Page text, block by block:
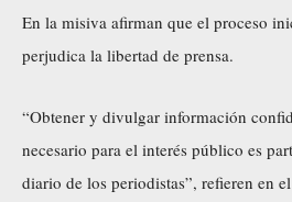
En la misiva afirman que el proceso
perjudica la libertad de prensa.
“Obtener y divulgar información
necesario para el interés público es
diario de los periodistas”, refieren en